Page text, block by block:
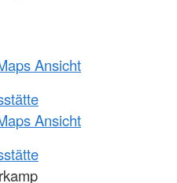
Ansicht
Ansicht